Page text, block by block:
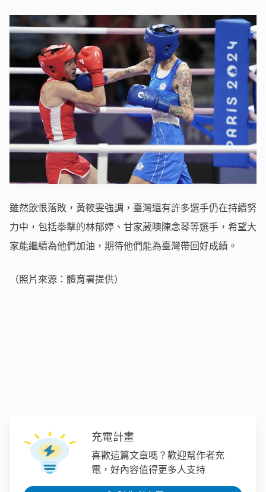
雖然飲恨落敗，黃筱雯強調，臺灣還有許多選手仍在持續努
力中，包括拳擊的林郁婷、甘家葳噢陳念琴等選手，希望大
家能繼續為他們加油，期待他們能為臺灣帶回好成績。
（照片來源：體育署提供）
充電計畫
喜歡這篇文章嗎？歡迎幫作者充
電，好內容值得更多人支持